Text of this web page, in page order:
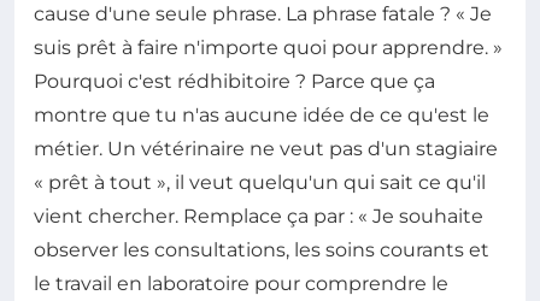
cause d'une seule phrase. La phrase fatale ? « Je
suis prêt à faire n'importe quoi pour apprendre. »
Pourquoi c'est rédhibitoire ? Parce que ça
montre que tu n'as aucune idée de ce qu'est le
métier. Un vétérinaire ne veut pas d'un stagiaire
« prêt à tout », il veut quelqu'un qui sait ce qu'il
vient chercher. Remplace ça par : « Je souhaite
observer les consultations, les soins courants et
le travail en laboratoire pour comprendre le